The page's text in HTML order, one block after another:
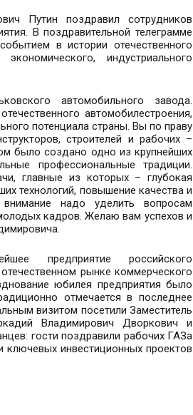
Путин поздравил сотрудников
В поздравительной телеграмме
в истории отечественного
индустриального
автомобильного завода.
автомобилестроения,
потенциала страны. Вы по праву
строителей и рабочих –
было создано одно из крупнейших
профессиональные традиции.
главные из которых – глубокая
технологий, повышение качества и
надо уделить вопросам
кадров. Желаю вам успехов и
предприятие российского
рынке коммерческого
юбилея предприятия было
отмечается в последнее
визитом посетили Заместитель
Владимирович Дворкович и
гости поздравили рабочих ГАЗа
инвестиционных проектов